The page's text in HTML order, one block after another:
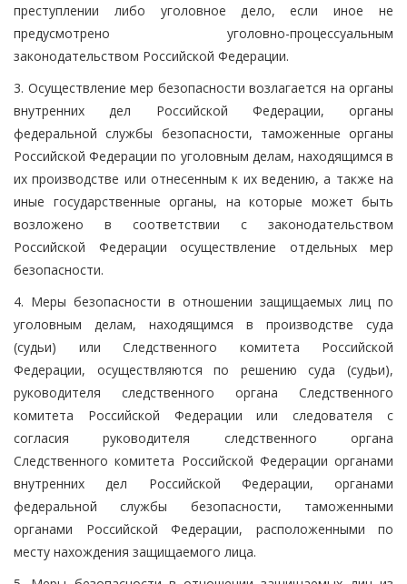
преступлении либо уголовное дело, если иное не
предусмотрено уголовно-процессуальным
законодательством Российской Федерации.
3. Осуществление мер безопасности возлагается на органы
внутренних дел Российской Федерации, органы
федеральной службы безопасности, таможенные органы
Российской Федерации по уголовным делам, находящимся в
их производстве или отнесенным к их ведению, а также на
иные государственные органы, на которые может быть
возложено в соответствии с законодательством
Российской Федерации осуществление отдельных мер
безопасности.
4. Меры безопасности в отношении защищаемых лиц по
уголовным делам, находящимся в производстве суда
(судьи) или Следственного комитета Российской
Федерации, осуществляются по решению суда (судьи),
руководителя следственного органа Следственного
комитета Российской Федерации или следователя с
согласия руководителя следственного органа
Следственного комитета Российской Федерации органами
внутренних дел Российской Федерации, органами
федеральной службы безопасности, таможенными
органами Российской Федерации, расположенными по
месту нахождения защищаемого лица.